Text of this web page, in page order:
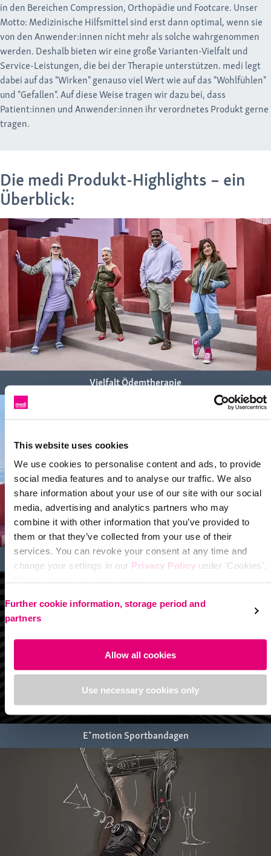
This website uses cookies
We use cookies to personalise content and ads, to provide
social media features and to analyse our traffic. We also
share information about your use of our site with our social
media, advertising and analytics partners who may
combine it with other information that you’ve provided to
them or that they’ve collected from your use of their
services. You can revoke your consent at any time and
change your settings in our Privacy Policy under ‘Cookies’.
Further cookie information, storage period and
partners
Allow all cookies
Use necessary cookies only
in den Bereichen Compression, Orthopädie und Footcare. Unser
Motto: Medizinische Hilfsmittel sind erst dann optimal, wenn sie
von den Anwender:innen nicht mehr als solche wahrgenommen
werden. Deshalb bieten wir eine große Varianten-Vielfalt und
Service-Leistungen, die bei der Therapie unterstützen. medi legt
dabei auf das "Wirken" genauso viel Wert wie auf das "Wohlfühlen"
und "Gefallen". Auf diese Weise tragen wir dazu bei, dass
Patient:innen und Anwender:innen ihr verordnetes Produkt gerne
tragen.
Die medi Produkt-Highlights – ein
Überblick:
Vielfalt Ödemtherapie
Vielfalt Venentherapie
E⁺motion Sportbandagen